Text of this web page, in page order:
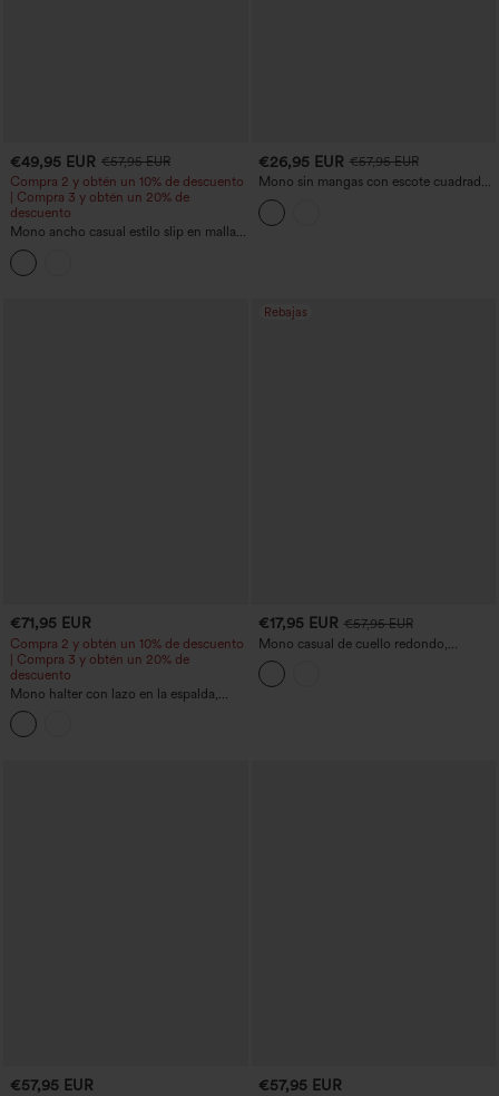
€49,95 EUR €57,95 EUR
Compra 2 y obtén un 10% de descuento
| Compra 3 y obtén un 20% de
descuento
Mono ancho casual estilo slip en malla
con estampado de leopardo, fruncido,
con lazo delantero y bolsillos
€26,95 EUR €57,95 EUR
Mono sin mangas con escote cuadrado,
tirantes ajustables, con cinturón, a rayas,
de estilo casual, con tacto de lino y
bolsillos — ¡Fácilísimo!
€71,95 EUR
Compra 2 y obtén un 10% de descuento
| Compra 3 y obtén un 20% de
descuento
Mono halter con lazo en la espalda,
sujetador integrado, corte cónico y
bolsillos
Rebajas
€17,95 EUR €57,95 EUR
Mono casual de cuello redondo,
mangas cortas, detalle twist en la
espalda, cordón, dobladillo curvo y
bolsillos - ¡Fácilísimo!
€57,95 EUR €57,95 EUR